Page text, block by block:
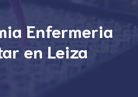
Enfermeria
en Leiza